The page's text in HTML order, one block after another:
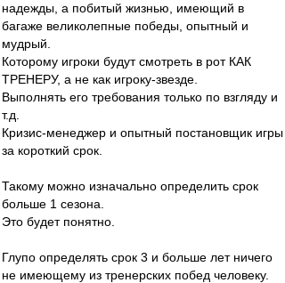
надежды, а побитый жизнью, имеющий в
багаже великолепные победы, опытный и
мудрый.
Которому игроки будут смотреть в рот КАК
ТРЕНЕРУ, а не как игроку-звезде.
Выполнять его требования только по взгляду и
т.д.
Кризис-менеджер и опытный постановщик игры
за короткий срок.
Такому можно изначально определить срок
больше 1 сезона.
Это будет понятно.
Глупо определять срок 3 и больше лет ничего
не имеющему из тренерских побед человеку.